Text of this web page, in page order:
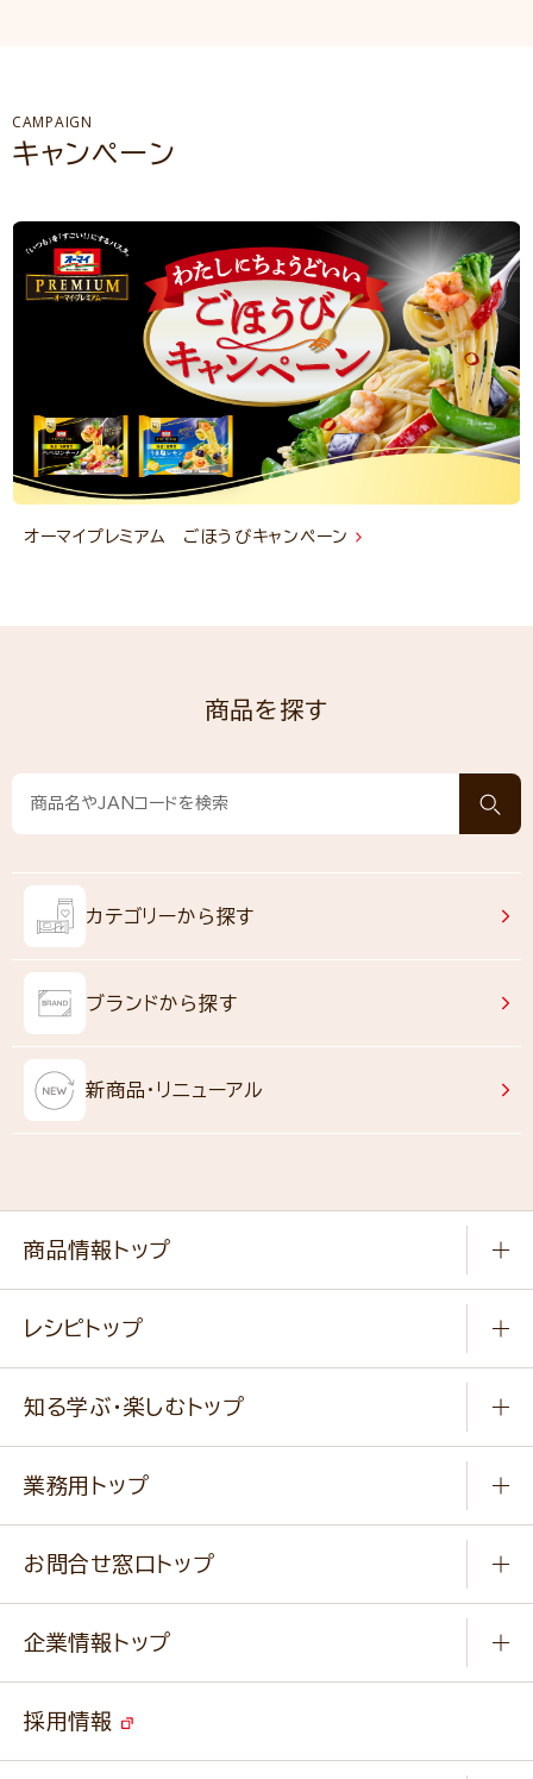
CAMPAIGN
キャンペーン
オーマイプレミアム ごほうびキャンペーン
商品を探す
カテゴリーから探す
ブランドから探す
新商品・リニューアル
商品情報トップ
健康食品・他
新商品・リニューアル商品
通販サイト一覧
レシピトップ
作り方動画
みなさまのレシピはこちら
知る学ぶ・楽しむトップ
ふっくらパンをつくりましょう
キャンペーン
業務用トップ
ニップンの アマニ 業務用サイト
ベジカフェブランドサイト
お問合せ窓口トップ
改善事例
企業情報トップ
採用情報